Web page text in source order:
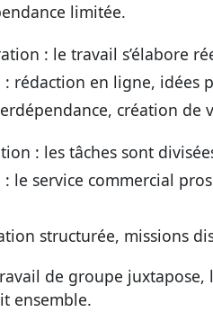
limitée.
: le travail s’élabore
: rédaction en ligne, idées
création de
: les tâches sont
: le service commercial
structurée, missions
de groupe
ensemble.